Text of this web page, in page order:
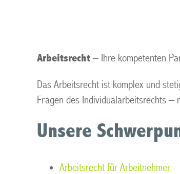
Arbeitsrecht– Ihre kompetenten
Das Arbeitsrecht ist komplex und
Fragen des Individualarbeitsrechts –
Unsere
Arbeitsrecht für Arbeitnehmer